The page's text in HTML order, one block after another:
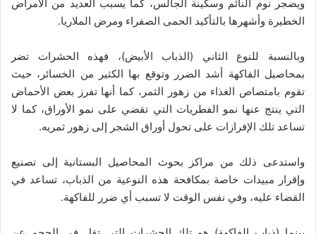
ويضجر نوم النائم وسكينة الجالس، كما يسبب العديد من الأمراض
الخطيرة وأشهرها بالتأكيد الحمى الصفراء ومرض الملاريا.
وبالنسبة للنوع الثاني (الذباب الأبيض)، فهذه الحشرات تضر
بمحاصيل الفاكهة أشد الضرر وتوقع بها الكثير من الخسائر، حيث
تقوم بامتصاص الغذاء من زهور الثمر، كما أنها تفرز بعض الأحماض
التي ينتج عنها نمو الفطريات التي تقضي على نمو الأوراق، كما لا
تساعد تلك الإفرازات على تحول أوراق الشجر إلى زهور ثمريه.
واستدعى ذلك من مراكز بحوث المحاصيل البستانية إلى تصنيع
وإقرار مبيدات خاصة بمكافحة هذه النوعية من الذباب، تساعد في
القضاء عليه، وفي نفس الوقت لا تسبب أي ضرر للفاكهة.